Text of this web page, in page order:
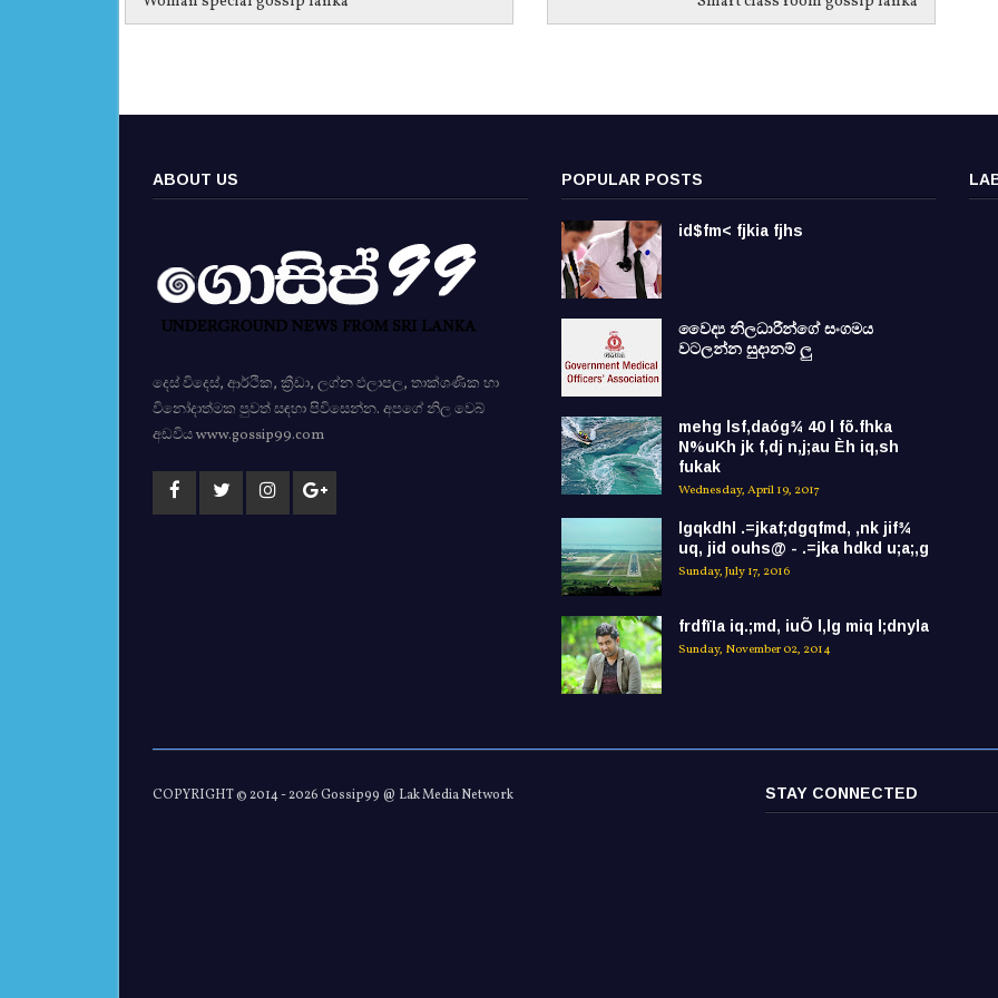
ABOUT US
දෙස් විදෙස්, ආර්ථික, ක්‍රීඩා, ලග්න ඵලාපල, තාක්ශණික හා
විනෝදාත්මක පුවත් සඳහා පිවිසෙන්න. අපගේ නිල වෙබ්
අඩවිය www.gossip99.com
POPULAR POSTS
id$fm< fjkia fjhs
වෛද්‍ය නිලධාරීන්ගේ සංගමය
වටලන්න සුදානම් ලු
mehg lsf,daóg¾ 40 l fõ.fhka
N%uKh jk f,dj n,j;au Èh iq,sh
fukak
Wednesday, April 19, 2017
lgqkdhl .=jkaf;dgqfmd, ,nk jif¾
uq, jid ouhs@ - .=jka hdkd u;a;,g
Sunday, July 17, 2016
frdfïIa iq.;md, iuÕ l,lg miq l;dnyla
Sunday, November 02, 2014
COPYRIGHT © 2014 -2026 Gossip99 @ Lak Media Network STAY CONNECTED